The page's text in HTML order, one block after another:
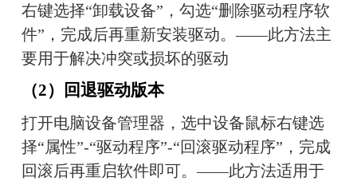
右键选择“卸载设备”，勾选“删除驱动程序软
件”，完成后再重新安装驱动。——此方法主
要用于解决冲突或损坏的驱动
（2）回退驱动版本
打开电脑设备管理器，选中设备鼠标右键选
择“属性”-“驱动程序”-“回滚驱动程序”，完成
回滚后再重启软件即可。——此方法适用于